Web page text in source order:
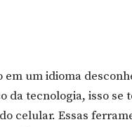
em um idioma
da tecnologia, isso
celular. Essas